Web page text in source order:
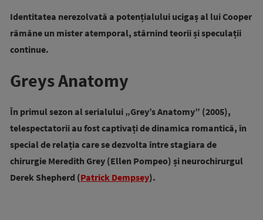
Identitatea nerezolvată a potențialului ucigaș al lui Cooper
rămâne un mister atemporal, stârnind teorii și speculații
continue.
Greys Anatomy
În primul sezon al serialului „Grey’s Anatomy” (2005),
telespectatorii au fost captivați de dinamica romantică, în
special de relația care se dezvolta între stagiara de
chirurgie Meredith Grey (Ellen Pompeo) și neurochirurgul
Derek Shepherd (Patrick Dempsey).